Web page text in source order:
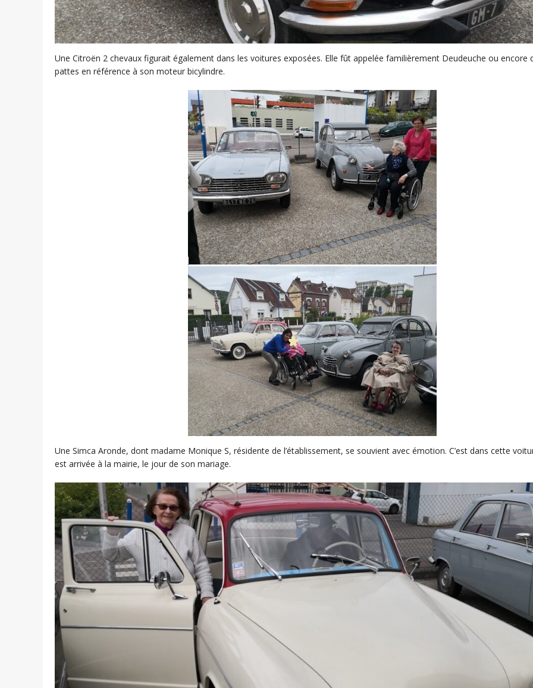
Une Citroën 2 chevaux figurait également dans les voitures exposées. Elle fût appelée familièrement Deudeuche ou encore
pattes en référence à son moteur bicylindre.
Une Simca Aronde, dont madame Monique S, résidente de l’établissement, se souvient avec émotion. C’est dans cette
est arrivée à la mairie, le jour de son mariage.